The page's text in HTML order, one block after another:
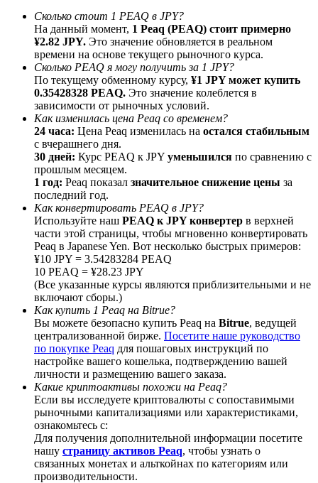
Реферал
Пригласите друга, чтобы получить денежные
вознаграждения
BTC Welcome Rewards
BTC Welcome Rewards
Deposit & Trade BTC to Share 25000 USDT prize pool!
Deposit CASHCAT & Win
Share 500000 CASHCAT prize pool
Сколько стоит 1 PEAQ в JPY?
На данный момент, 1 Peaq (PEAQ) стоит примерно
¥2.82 JPY. Это значение обновляется в реальном
времени на основе текущего рыночного курса.
Сколько PEAQ я могу получить за 1 JPY?
По текущему обменному курсу, ¥1 JPY может купить
0.35428328 PEAQ. Это значение колеблется в
зависимости от рыночных условий.
Как изменилась цена Peaq со временем?
24 часа: Цена Peaq изменилась на остался стабильным
с вчерашнего дня.
30 дней: Курс PEAQ к JPY уменьшился по сравнению с
прошлым месяцем.
1 год: Peaq показал значительное снижение цены за
последний год.
Как конвертировать PEAQ в JPY?
Используйте наш PEAQ к JPY конвертер в верхней
части этой страницы, чтобы мгновенно конвертировать
Peaq в Japanese Yen. Вот несколько быстрых примеров:
¥10 JPY = 3.54283284 PEAQ
10 PEAQ = ¥28.23 JPY
(Все указанные курсы являются приблизительными и не
включают сборы.)
Как купить 1 Peaq на Bitrue?
Вы можете безопасно купить Peaq на Bitrue, ведущей
централизованной бирже. Посетите наше руководство
по покупке Peaq для пошаговых инструкций по
настройке вашего кошелька, подтверждению вашей
личности и размещению вашего заказа.
Какие криптоактивы похожи на Peaq?
Если вы исследуете криптовалюты с сопоставимыми
рыночными капитализациями или характеристиками,
ознакомьтесь с:
Для получения дополнительной информации посетите
нашу страницу активов Peaq, чтобы узнать о
связанных монетах и альткойнах по категориям или
производительности.